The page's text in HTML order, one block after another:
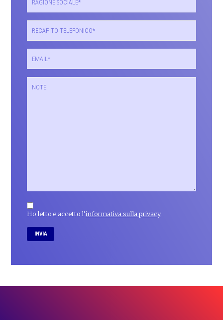
Ho letto e accetto l'informativa sulla privacy.